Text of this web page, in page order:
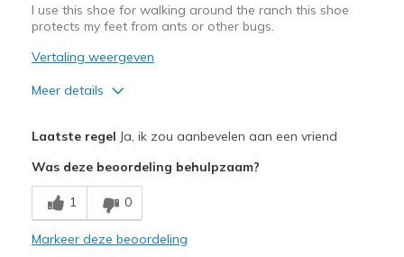
I use this shoe for walking around the ranch this shoe
protects my feet from ants or other bugs.
Vertaling weergeven
Meer details
Minpunten
Need Break In
Laatste regel Ja, ik zou aanbevelen aan een vriend
Was deze beoordeling behulpzaam?
1 0
Markeer deze beoordeling